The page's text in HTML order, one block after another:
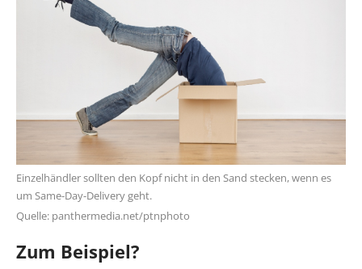
Einzelhändler sollten den Kopf nicht in den Sand stecken, wenn es
um Same-Day-Delivery geht.
Quelle: panthermedia.net/ptnphoto
Zum Beispiel?